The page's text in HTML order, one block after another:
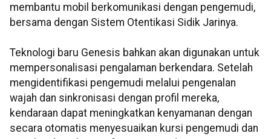
membantu mobil berkomunikasi dengan pengemudi,
bersama dengan Sistem Otentikasi Sidik Jarinya.
Teknologi baru Genesis bahkan akan digunakan untuk
mempersonalisasi pengalaman berkendara. Setelah
mengidentifikasi pengemudi melalui pengenalan
wajah dan sinkronisasi dengan profil mereka,
kendaraan dapat meningkatkan kenyamanan dengan
secara otomatis menyesuaikan kursi pengemudi dan